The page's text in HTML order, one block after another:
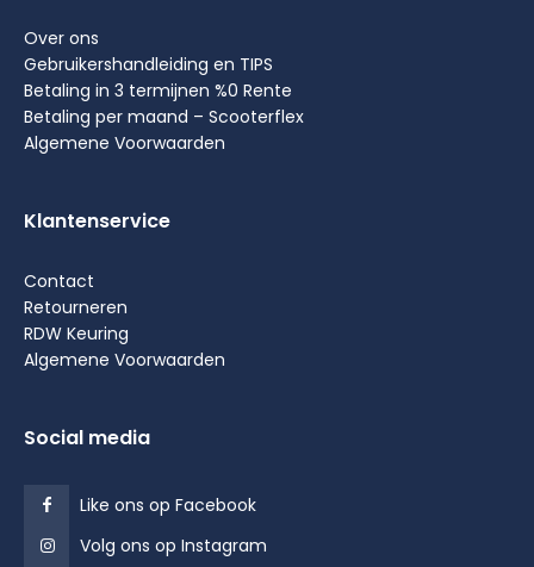
Over ons
Gebruikershandleiding en TIPS
Betaling in 3 termijnen %0 Rente
Betaling per maand – Scooterflex
Algemene Voorwaarden
Klantenservice
Contact
Retourneren
RDW Keuring
Algemene Voorwaarden
Social media
Like ons op Facebook
Volg ons op Instagram